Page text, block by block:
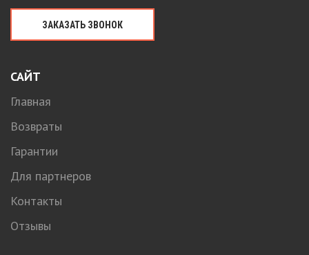
ЗАКАЗАТЬ ЗВОНОК
САЙТ
Главная
Возвраты
Гарантии
Для партнеров
Контакты
Отзывы